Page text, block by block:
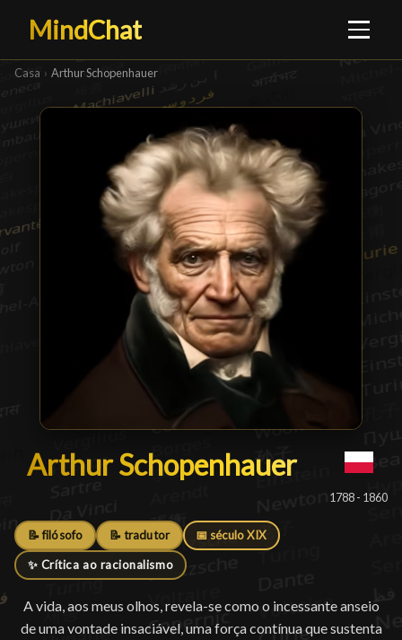
MindChat
Casa › Arthur Schopenhauer
Arthur Schopenhauer
Arthur Schopenhauer█
1788 - 1860
📝 filósofo 📝 tradutor 📅 século XIX
✨ Crítica ao racionalismo
A vida, aos meus olhos, revela-se como o incessante anseio
de uma vontade insaciável, uma força contínua que sustenta